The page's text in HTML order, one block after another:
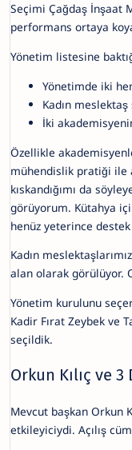
Seçimi Çağdaş İnşaat
performans ortaya
Yönetim listesine
Yönetimde iki
Kadın meslektaş
İki
Özellikle
mühendislik pratiği ile
kıskandığımı da
görüyorum. Kütahya
henüz yeterince destek
Kadın
alan olarak görülüyor.
Yönetim kurulunu
Kadir Fırat Zeybek ve
seçildik.
Orkun Kılıç ve
Mevcut başkan Orkun
etkileyiciydi. Açılış